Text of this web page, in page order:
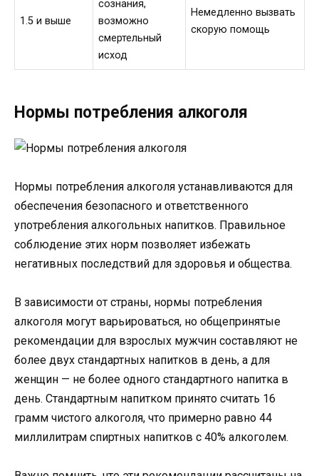
1.5 и выше
сознания,
возможно
смертельный
исход
Немедленно вызвать
скорую помощь
Нормы потребления алкоголя
Нормы потребления алкоголя устанавливаются для
обеспечения безопасного и ответственного
употребления алкогольных напитков. Правильное
соблюдение этих норм позволяет избежать
негативных последствий для здоровья и общества.
В зависимости от страны, нормы потребления
алкоголя могут варьироваться, но общепринятые
рекомендации для взрослых мужчин составляют не
более двух стандартных напитков в день, а для
женщин — не более одного стандартного напитка в
день. Стандартным напитком принято считать 16
грамм чистого алкоголя, что примерно равно 44
миллилитрам спиртных напитков с 40% алкоголем.